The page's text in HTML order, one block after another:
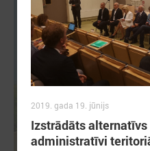
2019. gada 19. jūnijs
Izstrādāts
administratīvi